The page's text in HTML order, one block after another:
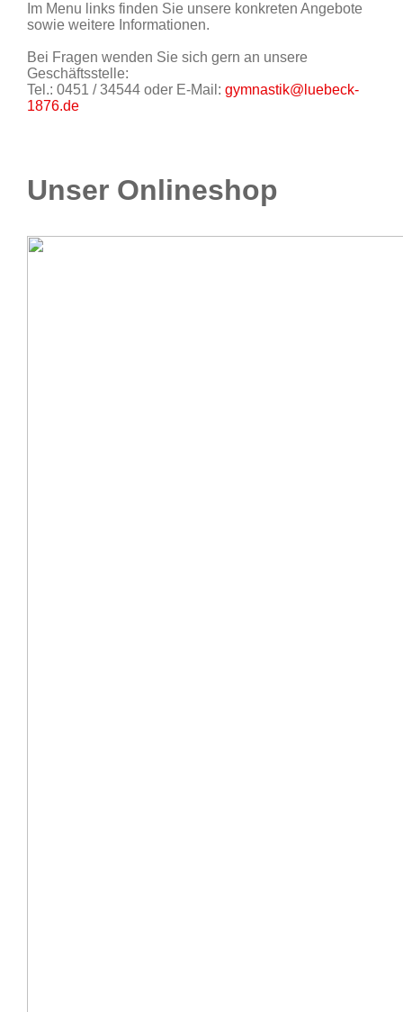
Im Menu links finden Sie unsere konkreten Angebote
sowie weitere Informationen.
Bei Fragen wenden Sie sich gern an unsere
Geschäftsstelle:
Tel.: 0451 / 34544 oder E-Mail: gymnastik@luebeck-
1876.de
Unser Onlineshop